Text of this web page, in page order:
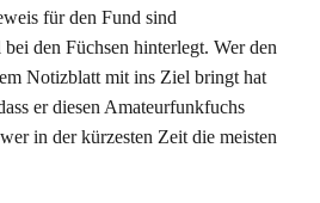
für den Fund sind
den Füchsen hinterlegt. Wer den
Notizblatt mit ins Ziel bringt hat
er diesen Amateurfunkfuchs
in der kürzesten Zeit die meisten